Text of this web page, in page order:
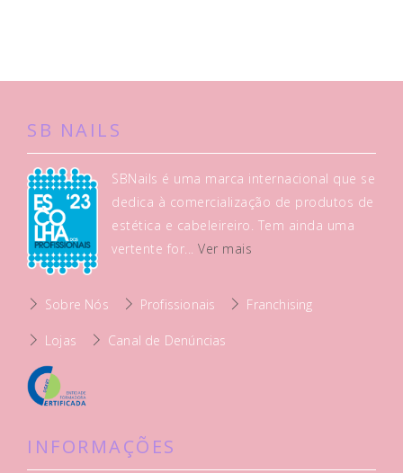
SB NAILS
SBNails é uma marca internacional que se
dedica à comercialização de produtos de
estética e cabeleireiro. Tem ainda uma
vertente for...Ver mais
Sobre Nós Profissionais Franchising
Lojas Canal de Denúncias
INFORMAÇÕES